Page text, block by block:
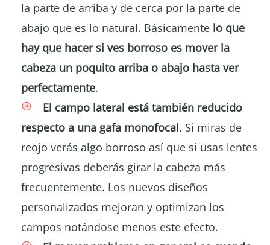
la parte de arriba y de cerca por la parte de
abajo que es lo natural. Básicamente lo que
hay que hacer si ves borroso es mover la
cabeza un poquito arriba o abajo hasta ver
perfectamente.
El campo lateral está también reducido
respecto a una gafa monofocal. Si miras de
reojo verás algo borroso así que si usas lentes
progresivas deberás girar la cabeza más
frecuentemente. Los nuevos diseños
personalizados mejoran y optimizan los
campos notándose menos este efecto.